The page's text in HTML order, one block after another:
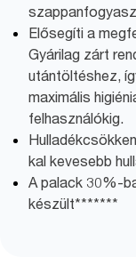
Elősegíti a
Gyárilag zárt
utántöltéshez,
maximális
felhasználókig.
kal kevesebb
A palack 30%-
készült*******